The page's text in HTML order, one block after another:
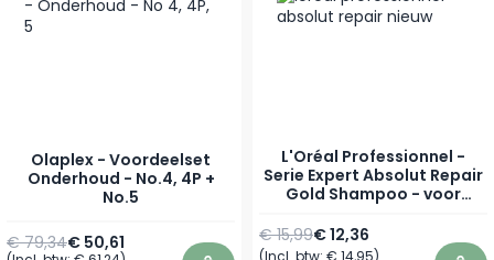
Olaplex - Voordeelset
Onderhoud - No.4, 4P +
No.5
€ 50,61
€ 79,34
L'Oréal Professionnel -
Serie Expert Absolut Repair
Gold Shampoo - voor
Vanaf
€ 12,36
Normale prijs
€ 15,99
(Incl. btw: € 14,95)